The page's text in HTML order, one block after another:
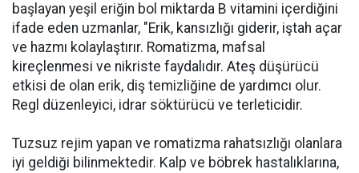
başlayan yeşil eriğin bol miktarda B vitamini içerdiğini
ifade eden uzmanlar, "Erik, kansızlığı giderir, iştah açar
ve hazmı kolaylaştırır. Romatizma, mafsal
kireçlenmesi ve nikriste faydalıdır. Ateş düşürücü
etkisi de olan erik, diş temizliğine de yardımcı olur.
Regl düzenleyici, idrar söktürücü ve terleticidir.
Tuzsuz rejim yapan ve romatizma rahatsızlığı olanlara
iyi geldiği bilinmektedir. Kalp ve böbrek hastalıklarına,